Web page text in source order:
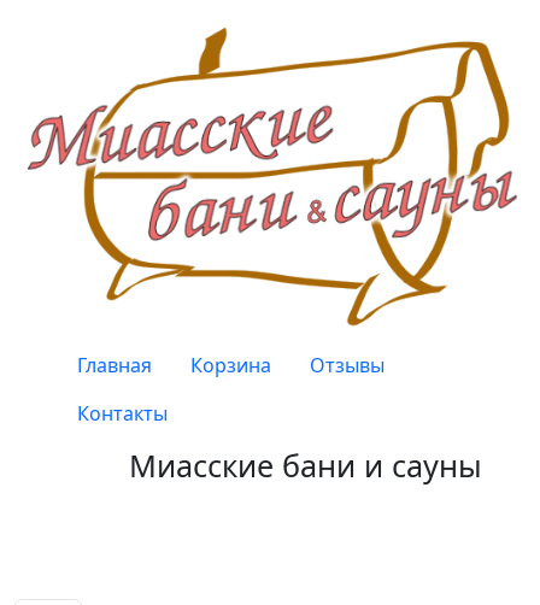
Верхнее меню
Главная Корзина
Отзывы
Контакты
Миасские бани и сауны